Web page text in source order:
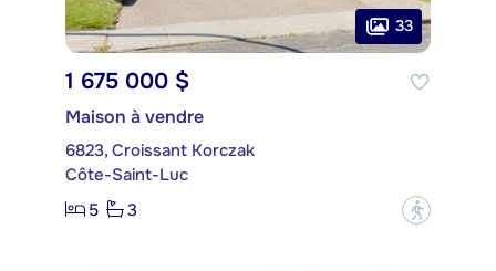
33
1 675 000 $
Maison à vendre
6823, Croissant Korczak
Côte-Saint-Luc
5
3 ?